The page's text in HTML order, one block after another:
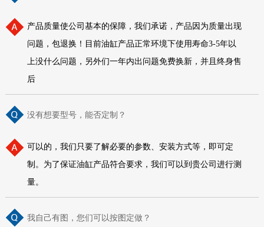
产品质量使公司基本的保障，我们承诺，产品因为质量出现
问题，包退换！目前油缸产品正常环境下使用寿命3-5年以
上没什么问题，另外们一年内出问题免费换新，并且终身售
后
没有想要型号，能否定制？
可以的，我们只要了解必要的参数、安装方式等，即可定
制。为了保证油缸产品符合要求，我们可以到贵公司进行测
量。
我自己有图，您们可以按图定做？